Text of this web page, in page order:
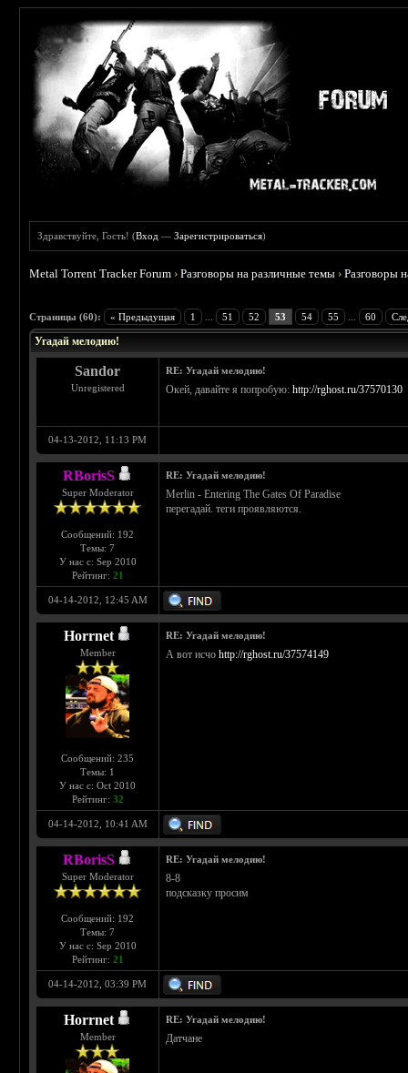
Здравствуйте, Гость! (Вход —Зарегистрироваться)
Metal Torrent Tracker Forum ›Разговоры на различные темы ›Разговоры
Страницы (60): « Предыдущая 1 51 52 53 54 55 60
Угадай мелодию!
Sandor
Unregistered
RE: Угадай мелодию!
Окей, давайте я попробую:http://rghost.ru/37570130
04-13-2012, 11:13 PM
RBorisS
Super Moderator
Сообщений: 192
Темы: 7
У нас с: Sep 2010
Рейтинг: 21
RE: Угадай мелодию!
Merlin - Entering The Gates Of Paradise
перегадай. теги проявляются.
04-14-2012, 12:45 AM
Horrnet
Member
Сообщений: 235
Темы: 1
У нас с: Oct 2010
Рейтинг: 32
RE: Угадай мелодию!
А вот исчоhttp://rghost.ru/37574149
04-14-2012, 10:41 AM
RBorisS
Super Moderator
Сообщений: 192
Темы: 7
У нас с: Sep 2010
Рейтинг: 21
RE: Угадай мелодию!
8-8
подсказку просим
04-14-2012, 03:39 PM
Horrnet
Member
RE: Угадай мелодию!
Датчане